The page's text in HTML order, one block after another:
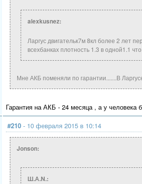
alexkusnez:
Ларгус двигательк7м 8кл более 2 лет
всехбанках плотность 1.3 в одной1.1
Мне АКБ поменяли по гарантии.......В
Гарантия на АКБ - 24 месяца , а у человека
#210 - 10 февраля 2015 в 10:14
Jonson:
Ш.А.N.: